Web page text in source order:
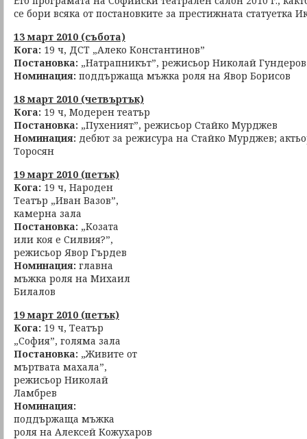
се бори всяка от постановките за престижната статуетка
13 март 2010 (събота)
Кога: 19 ч, ДСТ „Алеко Константинов”
Постановка: „Натрапникът”, режисьор Николай Гундеров
Номинация: поддържаща мъжка роля на Явор Борисов
18 март 2010 (четвъртък)
Кога: 19 ч, Модерен театър
Постановка: „Пухеният”, режисьор Стайко Мурджев
Номинация: дебют за режисура на Стайко Мурджев;
Торосян
19 март 2010 (петък)
Кога: 19 ч, Народен
Театър „Иван Вазов”,
камерна зала
Постановка: „Козата
или коя е Силвия?”,
режисьор Явор Гърдев
Номинация: главна
мъжка роля на Михаил
Билалов
19 март 2010 (петък)
Кога: 19 ч, Театър
„София”, голяма зала
Постановка: „Живите от
мъртвата махала”,
режисьор Николай
Ламбрев
Номинация:
поддържаща мъжка
роля на Алексей Кожухаров